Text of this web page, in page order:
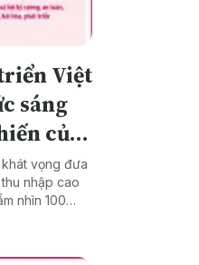
Việt
sáng
của
vọng đưa
nhập cao
nhìn 100
Chủ tịch
số 19-